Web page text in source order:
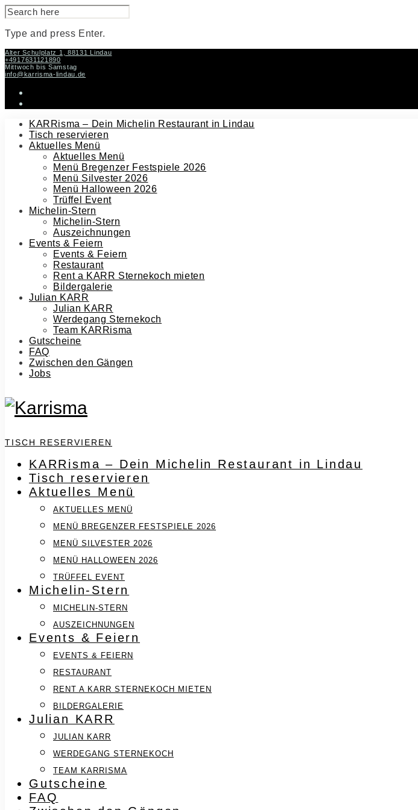
SEARCH
FOR:
Type and press Enter.
Skip
to
content
Alter Schulplatz 1, 88131 Lindau
+4917631121890
Mittwoch bis Samstag
info@karrisma-lindau.de
KARRisma – Dein Michelin Restaurant in Lindau
Tisch reservieren
Aktuelles Menü
Aktuelles Menü
Menü Bregenzer Festspiele 2026
Menü Silvester 2026
Menü Halloween 2026
Trüffel Event
Michelin-Stern
Michelin-Stern
Auszeichnungen
Events & Feiern
Events & Feiern
Restaurant
Rent a KARR Sternekoch mieten
Bildergalerie
Julian KARR
Julian KARR
Werdegang Sternekoch
Team KARRisma
Gutscheine
FAQ
Zwischen den Gängen
Jobs
TISCH RESERVIEREN
KARRisma – Dein Michelin Restaurant in Lindau
Tisch reservieren
Aktuelles Menü
AKTUELLES MENÜ
MENÜ BREGENZER FESTSPIELE 2026
MENÜ SILVESTER 2026
MENÜ HALLOWEEN 2026
TRÜFFEL EVENT
Michelin-Stern
MICHELIN-STERN
AUSZEICHNUNGEN
Events & Feiern
EVENTS & FEIERN
RESTAURANT
RENT A KARR STERNEKOCH MIETEN
BILDERGALERIE
Julian KARR
JULIAN KARR
WERDEGANG STERNEKOCH
TEAM KARRISMA
Gutscheine
FAQ